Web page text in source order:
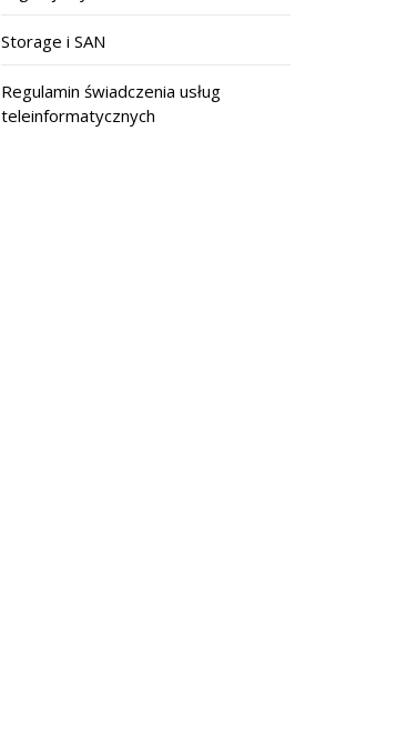
Storage i SAN
Regulamin świadczenia usług
teleinformatycznych